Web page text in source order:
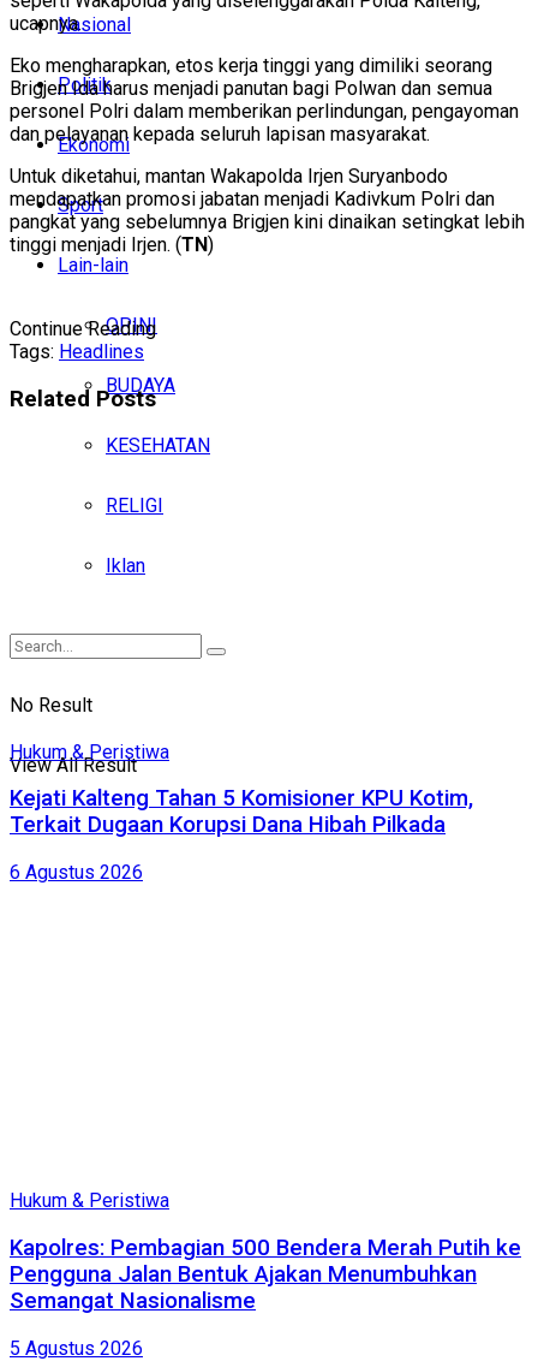
Nasional
Politik
Ekonomi
Sport
Lain-lain
OPINI
BUDAYA
KESEHATAN
RELIGI
Iklan
No Result
View All Result
ucapnya.
Eko mengharapkan, etos kerja tinggi yang dimiliki seorang
Brigjen Ida harus menjadi panutan bagi Polwan dan semua
personel Polri dalam memberikan perlindungan, pengayoman
dan pelayanan kepada seluruh lapisan masyarakat.
Untuk diketahui, mantan Wakapolda Irjen Suryanbodo
mendapatkan promosi jabatan menjadi Kadivkum Polri dan
pangkat yang sebelumnya Brigjen kini dinaikan setingkat lebih
tinggi menjadi Irjen. (TN)
Continue Reading
Tags: Headlines
Related Posts
Hukum & Peristiwa
Kejati Kalteng Tahan 5 Komisioner KPU Kotim,
Terkait Dugaan Korupsi Dana Hibah Pilkada
6 Agustus 2026
Hukum & Peristiwa
Kapolres: Pembagian 500 Bendera Merah Putih ke
Pengguna Jalan Bentuk Ajakan Menumbuhkan
Semangat Nasionalisme
5 Agustus 2026